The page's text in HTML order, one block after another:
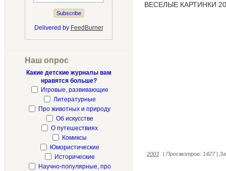
Delivered by FeedBurner
Наш опрос
Какие детские журналы вам
нравятся больше?
Игровые, развивающие
Литературные
Про животных и природу
Об искусстве
О путешествиях
Комиксы
Юмористические
Исторические
Научно-популярные, про
ВЕСЕЛЫЕ КАРТИНКИ
2003 Просмотров: 1427|